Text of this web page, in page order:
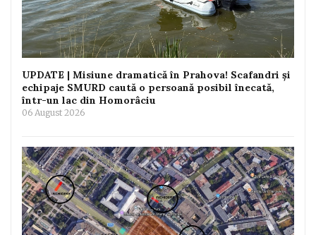
UPDATE | Misiune dramatică în Prahova! Scafandri și
echipaje SMURD caută o persoană posibil înecată,
într-un lac din Homorâciu
06 August 2026